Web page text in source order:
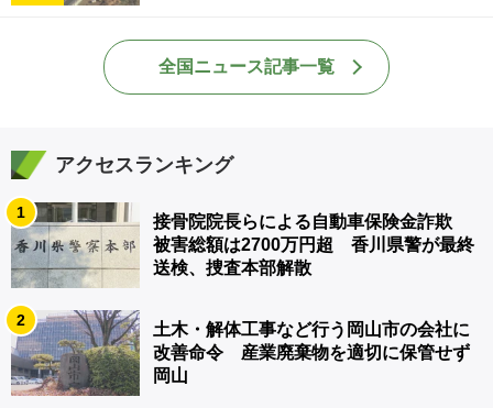
全国ニュース記事一覧
アクセスランキング
1
接骨院院長らによる自動車保険金詐欺
被害総額は2700万円超 香川県警が最終
送検、捜査本部解散
2
土木・解体工事など行う岡山市の会社に
改善命令 産業廃棄物を適切に保管せず
岡山